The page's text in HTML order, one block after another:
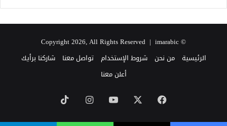
© Copyright 2026, All Rights Reserved |
imarabic
الرئيسية
من نحن شروط الإستخدام تواصل معنا
شاركنا برأيك
أعلن معنا
فيسبوك ‫YouTube انستقرام